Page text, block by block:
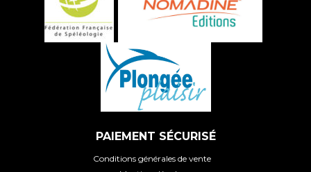
PAIEMENT SÉCURISÉ
Conditions générales de vente